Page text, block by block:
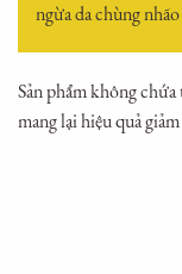
ngừa da chùng
Sản phẩm không
mang lại hiệu quả